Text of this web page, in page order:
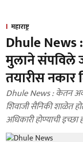
महाराष्ट्र
Dhule News
मुलाने संपविले
तयारीस
Dhule News : केतन
शिवाजी सैनिकी शाळेत
अधिकारी होण्याची इच्छा